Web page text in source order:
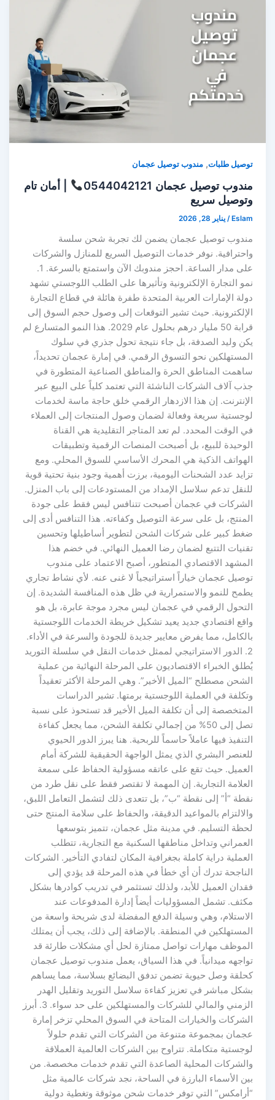
توصيل طلبات,مندوب توصيل عجمان
مندوب توصيل عجمان 0544042121
| أمان تام
وتوصيل سريع
Eslam
/يناير 28, 2026
مندوب توصيل عجمان يضمن لك تجربة شحن سلسة
واحترافية. نوفر خدمات التوصيل السريع للمنازل والشركات
على مدار الساعة. احجز مندوبك الآن واستمتع بالسرعة. 1.
نمو التجارة الإلكترونية وتأثيرها على الطلب اللوجستي تشهد
دولة الإمارات العربية المتحدة طفرة هائلة في قطاع التجارة
الإلكترونية. حيث تشير التوقعات إلى وصول حجم السوق إلى
قرابة 50 مليار درهم بحلول عام 2029. هذا النمو المتسارع لم
يكن وليد الصدفة، بل جاء نتيجة تحول جذري في سلوك
المستهلكين نحو التسوق الرقمي. في إمارة عجمان تحديداً،
ساهمت المناطق الحرة والمناطق الصناعية المتطورة في
جذب آلاف الشركات الناشئة التي تعتمد كلياً على البيع عبر
الإنترنت. إن هذا الازدهار الرقمي خلق حاجة ماسة لخدمات
لوجستية سريعة وفعالة لضمان وصول المنتجات إلى العملاء
في الوقت المحدد. لم تعد المتاجر التقليدية هي القناة
الوحيدة للبيع، بل أصبحت المنصات الرقمية وتطبيقات
الهواتف الذكية هي المحرك الأساسي للسوق المحلي. ومع
تزايد عدد الشحنات اليومية، برزت أهمية وجود بنية تحتية قوية
للنقل تدعم سلاسل الإمداد من المستودعات إلى باب المنزل.
الشركات في عجمان أصبحت تتنافس ليس فقط على جودة
المنتج، بل على سرعة التوصيل وكفاءته. هذا التنافس أدى إلى
ضغط كبير على شركات الشحن لتطوير أساطيلها وتحسين
تقنيات التتبع لضمان رضا العميل النهائي. في خضم هذا
المشهد الاقتصادي المتطور، أصبح الاعتماد على مندوب
توصيل عجمان خياراً استراتيجياً لا غنى عنه. لأي نشاط تجاري
يطمح للنمو والاستمرارية في ظل هذه المنافسة الشديدة. إن
التحول الرقمي في عجمان ليس مجرد موجة عابرة، بل هو
واقع اقتصادي جديد يعيد تشكيل خريطة الخدمات اللوجستية
بالكامل، مما يفرض معايير جديدة للجودة والسرعة في الأداء.
2. الدور الاستراتيجي لممثل خدمات النقل في سلسلة التوريد
يُطلق الخبراء الاقتصاديون على المرحلة النهائية من عملية
الشحن مصطلح “الميل الأخير”. وهي المرحلة الأكثر تعقيداً
وتكلفة في العملية اللوجستية برمتها. تشير الدراسات
المتخصصة إلى أن تكلفة الميل الأخير قد تستحوذ على نسبة
تصل إلى 50% من إجمالي تكلفة الشحن، مما يجعل كفاءة
التنفيذ فيها عاملاً حاسماً للربحية. هنا يبرز الدور الحيوي
للعنصر البشري الذي يمثل الواجهة الحقيقية للشركة أمام
العميل. حيث تقع على عاتقه مسؤولية الحفاظ على سمعة
العلامة التجارية. إن المهمة لا تقتصر فقط على نقل طرد من
نقطة “أ” إلى نقطة “ب”، بل تتعدى ذلك لتشمل التعامل اللبق،
والالتزام بالمواعيد الدقيقة، والحفاظ على سلامة المنتج حتى
لحظة التسليم. في مدينة مثل عجمان، تتميز بتوسعها
العمراني وتداخل مناطقها السكنية مع التجارية، تتطلب
العملية دراية كاملة بجغرافية المكان لتفادي التأخير. الشركات
الناجحة تدرك أن أي خطأ في هذه المرحلة قد يؤدي إلى
فقدان العميل للأبد، ولذلك تستثمر في تدريب كوادرها بشكل
مكثف. تشمل المسؤوليات أيضاً إدارة المدفوعات عند
الاستلام، وهي وسيلة الدفع المفضلة لدى شريحة واسعة من
المستهلكين في المنطقة. بالإضافة إلى ذلك، يجب أن يمتلك
الموظف مهارات تواصل ممتازة لحل أي مشكلات طارئة قد
تواجهه ميدانياً. في هذا السياق، يعمل مندوب توصيل عجمان
كحلقة وصل حيوية تضمن تدفق البضائع بسلاسة، مما يساهم
بشكل مباشر في تعزيز كفاءة سلاسل التوريد وتقليل الهدر
الزمني والمالي للشركات والمستهلكين على حد سواء. 3. أبرز
الشركات والخيارات المتاحة في السوق المحلي تزخر إمارة
عجمان بمجموعة متنوعة من الشركات التي تقدم حلولاً
لوجستية متكاملة. تتراوح بين الشركات العالمية العملاقة
والشركات المحلية الصاعدة التي تقدم خدمات مخصصة. من
بين الأسماء البارزة في الساحة، نجد شركات عالمية مثل
“أرامكس” التي توفر خدمات شحن موثوقة وتغطية دولية